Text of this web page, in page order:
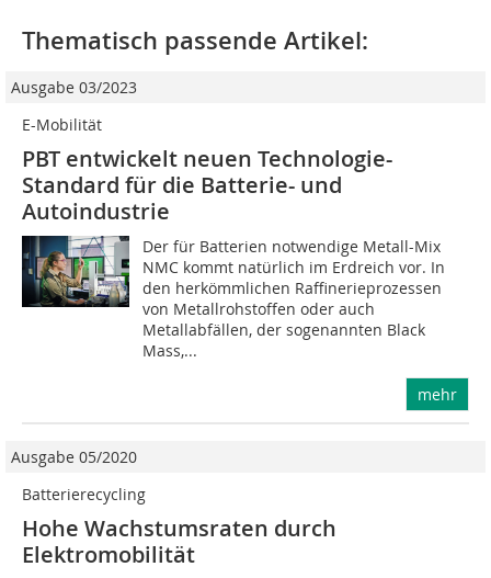
Thematisch passende Artikel:
Ausgabe 03/2023
E-Mobilität
PBT entwickelt neuen Technologie-
Standard für die Batterie- und
Autoindustrie
Der für Batterien notwendige Metall-Mix
NMC kommt natürlich im Erdreich vor. In
den herkömmlichen Raffinerieprozessen
von Metallrohstoffen oder auch
Metallabfällen, der sogenannten Black
Mass,...
mehr
Ausgabe 05/2020
Batterierecycling
Hohe Wachstumsraten durch
Elektromobilität